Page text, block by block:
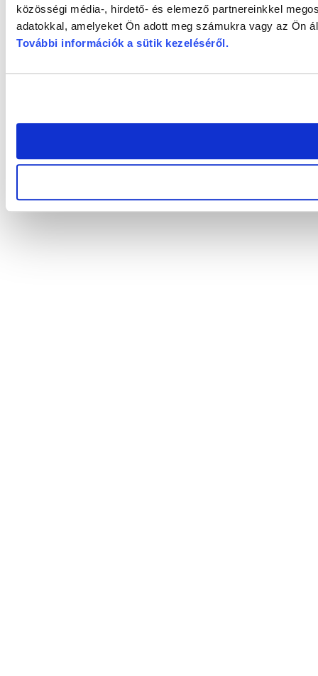
közösségi média-, hirdető- és elemező partnereinkkel
adatokkal, amelyeket Ön adott meg számukra vagy az Ön
További információk a sütik kezeléséről.